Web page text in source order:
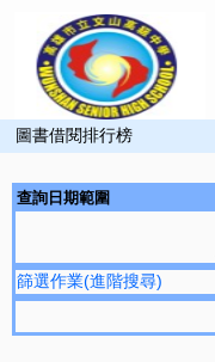
圖書借閱排行榜
查詢日期範圍
篩選作業(進階搜尋)